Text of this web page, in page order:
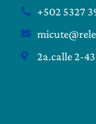
+502 5327
2a.calle 2-